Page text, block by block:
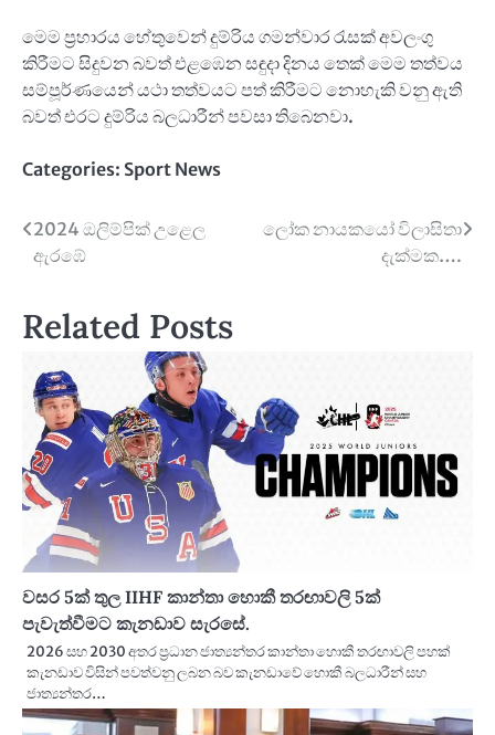
මෙම ප්‍රහාරය හේතුවෙන් දුම්රිය ගමන්වාර රැසක් අවලංගු
කිරීමට සිදුවන බවත් එළඹෙන සඳුදා දිනය තෙක් මෙම තත්වය
සම්පූර්ණයෙන් යථා තත්වයට පත් කිරීමට නොහැකි වනු ඇති
බවත් එරට දුම්රිය බලධාරීන් පවසා තිබෙනවා.
Categories: Sport News
Post
navigation
2024 ඔලිම්පික් උළෙල
ඇරඹේ
ලෝක නායකයෝ විලාසිතා
දැක්මක….
Related Posts
වසර 5ක් තුල IIHF කාන්තා හොකී තරඟාවලි 5ක්
පැවැත්වීමට කැනඩාව සැරසේ.
2026 සහ 2030 අතර ප්‍රධාන ජාත්‍යන්තර කාන්තා හොකී තරඟාවලි පහක්
කැනඩාව විසින් පවත්වනු ලබන බව කැනඩාවේ හොකී බලධාරීන් සහ
ජාත්‍යන්තර…